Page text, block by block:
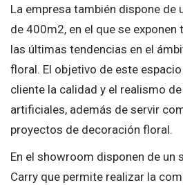
La empresa también dispone de
de 400m2, en el que se
las últimas tendencias en el
floral. El objetivo de este
cliente la calidad y el realismo
artificiales, además de servir
proyectos de decoración floral.
En el showroom disponen de un
Carry que permite realizar la